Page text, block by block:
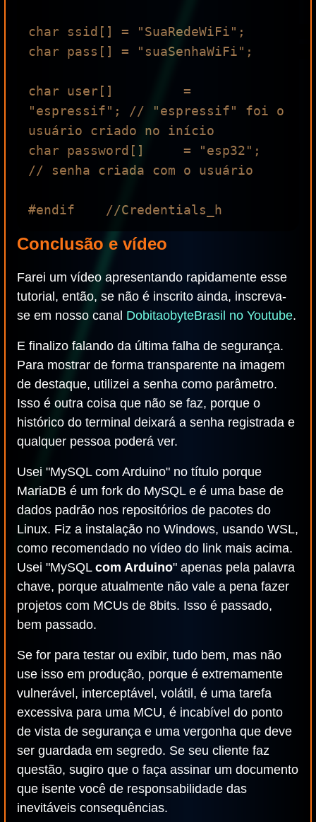
char ssid[] = "SuaRedeWiFi";
char pass[] = "suaSenhaWiFi";
char user[]         =
"espressif"; // "espressif" foi o
usuário criado no início
char password[]     = "esp32";
// senha criada com o usuário
Conclusão e vídeo
Farei um vídeo apresentando rapidamente esse
tutorial, então, se não é inscrito ainda, inscreva-
se em nosso canal DobitaobyteBrasil no Youtube.
E finalizo falando da última falha de segurança.
Para mostrar de forma transparente na imagem
de destaque, utilizei a senha como parâmetro.
Isso é outra coisa que não se faz, porque o
histórico do terminal deixará a senha registrada e
qualquer pessoa poderá ver.
Usei "MySQL com Arduino" no título porque
MariaDB é um fork do MySQL e é uma base de
dados padrão nos repositórios de pacotes do
Linux. Fiz a instalação no Windows, usando WSL,
como recomendado no vídeo do link mais acima.
Usei "MySQL com Arduino" apenas pela palavra
chave, porque atualmente não vale a pena fazer
projetos com MCUs de 8bits. Isso é passado,
bem passado.
Se for para testar ou exibir, tudo bem, mas não
use isso em produção, porque é extremamente
vulnerável, interceptável, volátil, é uma tarefa
excessiva para uma MCU, é incabível do ponto
de vista de segurança e uma vergonha que deve
ser guardada em segredo. Se seu cliente faz
questão, sugiro que o faça assinar um documento
que isente você de responsabilidade das
inevitáveis consequências.